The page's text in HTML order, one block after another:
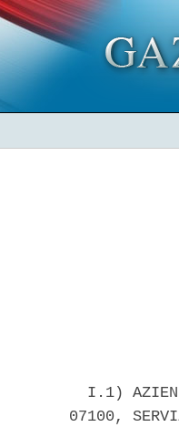
I.1)
07100,